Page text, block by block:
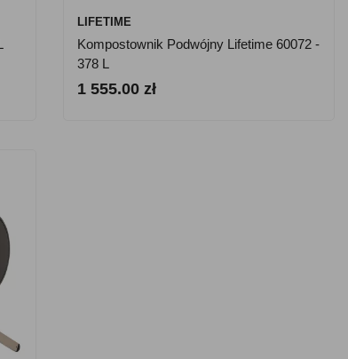
LIFETIME
Kompostownik Podwójny Lifetime 60072 -
378 L
1 555.00 zł